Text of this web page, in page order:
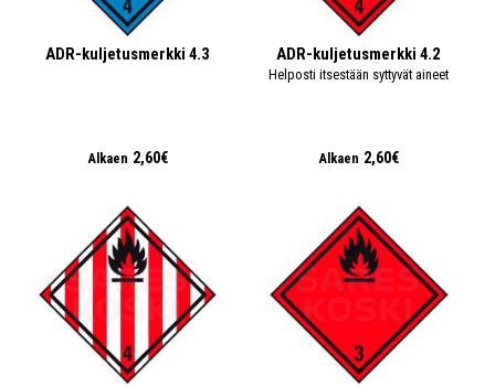
ADR-kuljetusmerkki 4.3
Alkaen 2,60€
ADR-kuljetusmerkki 4.2
Helposti itsestään syttyvät aineet
Alkaen 2,60€